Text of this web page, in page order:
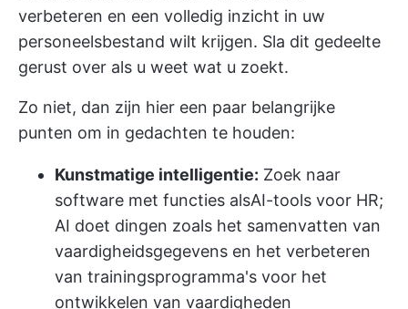
verbeteren en een volledig inzicht in uw
personeelsbestand wilt krijgen. Sla dit gedeelte
gerust over als u weet wat u zoekt.
Zo niet, dan zijn hier een paar belangrijke
punten om in gedachten te houden:
Kunstmatige intelligentie: Zoek naar
software met functies alsAI-tools voor HR;
AI doet dingen zoals het samenvatten van
vaardigheidsgegevens en het verbeteren
van trainingsprogramma's voor het
ontwikkelen van vaardigheden